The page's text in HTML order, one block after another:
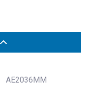
АЕ2036ММ